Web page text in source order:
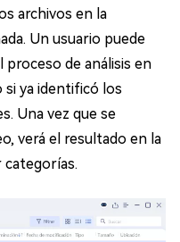
archivos en la
Un usuario puede
de análisis en
ya identificó los
Una vez que se
verá el resultado en la
categorías.